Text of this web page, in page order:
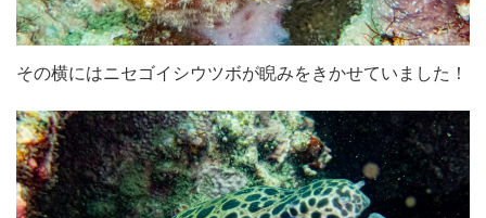
その横にはニセゴイシウツボが睨みをきかせていました！